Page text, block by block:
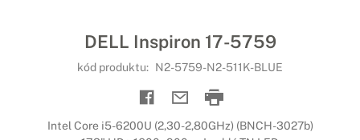
DELL Inspiron 17-5759
kód produktu: N2-5759-N2-511K-BLUE
Intel Core i5-6200U (2,30-2,80GHz) (BNCH-3027b)